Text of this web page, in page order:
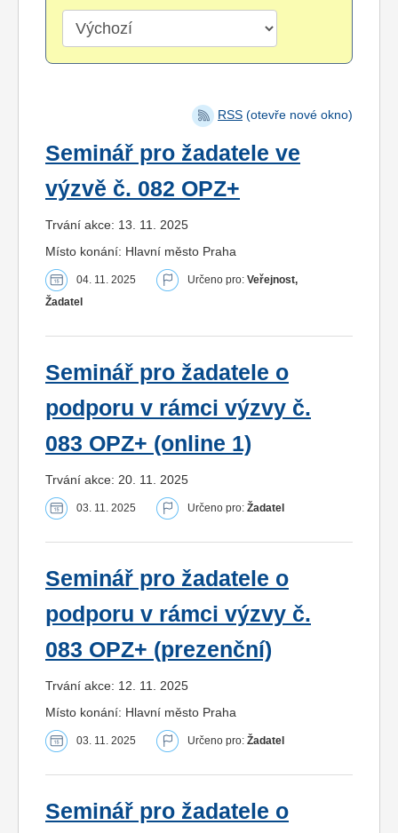
RSS (otevře nové okno)
Seminář pro žadatele ve
výzvě č. 082 OPZ+
Trvání akce: 13. 11. 2025
Místo konání: Hlavní město Praha
04. 11. 2025 Určeno pro: Veřejnost,
Žadatel
Seminář pro žadatele o
podporu v rámci výzvy č.
083 OPZ+ (online 1)
Trvání akce: 20. 11. 2025
03. 11. 2025 Určeno pro: Žadatel
Seminář pro žadatele o
podporu v rámci výzvy č.
083 OPZ+ (prezenční)
Trvání akce: 12. 11. 2025
Místo konání: Hlavní město Praha
03. 11. 2025 Určeno pro: Žadatel
Seminář pro žadatele o